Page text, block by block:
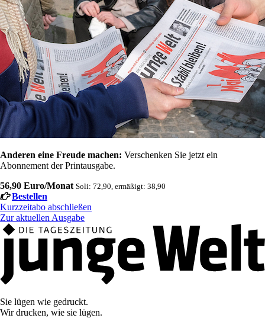
Anderen eine Freude machen: Verschenken Sie jetzt ein
Abonnement der Printausgabe.
56,90 Euro/Monat Soli: 72,90, ermäßigt: 38,90
Bestellen
Kurzzeitabo abschließen
Zur aktuellen Ausgabe
Sie lügen wie gedruckt.
Wir drucken, wie sie lügen.